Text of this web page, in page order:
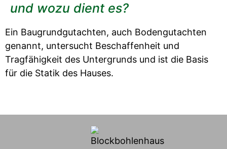
und wozu dient es?
Ein Baugrundgutachten, auch Bodengutachten
genannt, untersucht Beschaffenheit und
Tragfähigkeit des Untergrunds und ist die Basis
für die Statik des Hauses.